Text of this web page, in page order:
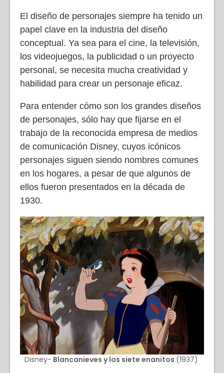
El diseño de personajes siempre ha tenido un
papel clave en la industria del diseño
conceptual. Ya sea para el cine, la televisión,
los videojuegos, la publicidad o un proyecto
personal, se necesita mucha creatividad y
habilidad para crear un personaje eficaz.
Para entender cómo son los grandes diseños
de personajes, sólo hay que fijarse en el
trabajo de la reconocida empresa de medios
de comunicación Disney, cuyos icónicos
personajes siguen siendo nombres comunes
en los hogares, a pesar de que algunos de
ellos fueron presentados en la década de
1930.
Disney- Blancanieves y los siete enanitos (1937)